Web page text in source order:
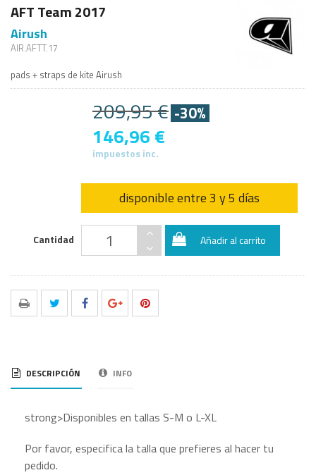
AFT Team 2017
Airush
AIR.AFTT.17
pads + straps de kite Airush
209,95 € -30%
146,96 €
impuestos inc.
disponible entre 3 y 5 días
Cantidad Añadir al carrito
DESCRIPCIÓN INFO
strong>Disponibles en tallas S-M o L-XL
Por favor, especifica la talla que prefieres al hacer tu
pedido.